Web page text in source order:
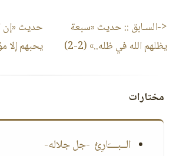
<-السـابق :: حديث «سبعة
يظلهم الله في ظله..» (2-2)
حديث «إن
يحبهم إلا
مختارات
الــبــــَارِئُ -جل جلاله-